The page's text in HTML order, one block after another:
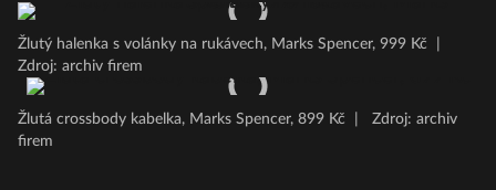
Žlutý halenka s volánky na rukávech, Marks Spencer, 999 Kč
Zdroj: archiv firem
Žlutá crossbody kabelka, Marks Spencer, 899 Kč
Zdroj: archiv
firem